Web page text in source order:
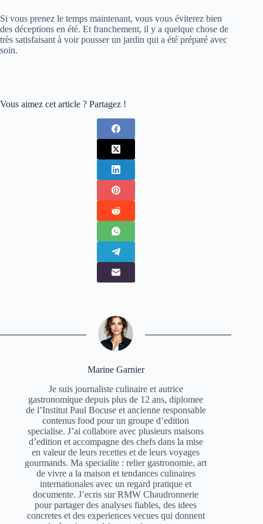
Si vous prenez le temps maintenant, vous vous éviterez bien
des déceptions en été. Et franchement, il y a quelque chose de
très satisfaisant à voir pousser un jardin qui a été préparé avec
soin.
Vous aimez cet article ? Partagez !
Marine Garnier
Je suis journaliste culinaire et autrice
gastronomique depuis plus de 12 ans, diplomee
de l’Institut Paul Bocuse et ancienne responsable
contenus food pour un groupe d’edition
specialise. J’ai collabore avec plusieurs maisons
d’edition et accompagne des chefs dans la mise
en valeur de leurs recettes et de leurs voyages
gourmands. Ma specialite : relier gastronomie, art
de vivre a la maison et tendances culinaires
internationales avec un regard pratique et
documente. J’ecris sur RMW Chaudronnerie
pour partager des analyses fiables, des idees
concretes et des experiences vecues qui donnent